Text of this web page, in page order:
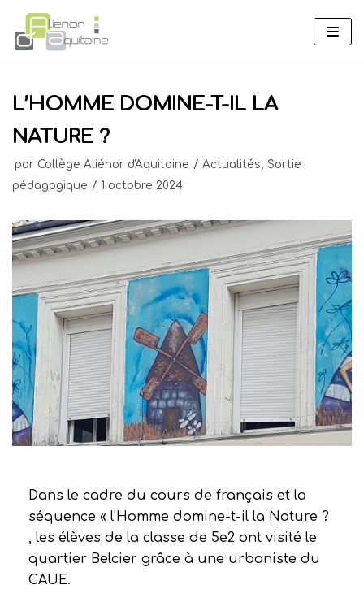
Aller
au
L’HOMME DOMINE-T-IL LA
NATURE ?
par Collège Aliénor d'Aquitaine Actualités, Sortie
pédagogique
1 octobre 2024
Dans le cadre du cours de français et la
séquence « l’Homme domine-t-il la Nature ?
, les élèves de la classe de 5e2 ont visité le
quartier Belcier grâce à une urbaniste du
CAUE.